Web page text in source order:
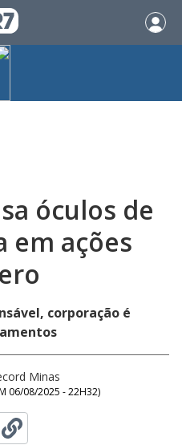
óculos de
em ações
corporação é
Minas
06/08/2025 - 22H32)